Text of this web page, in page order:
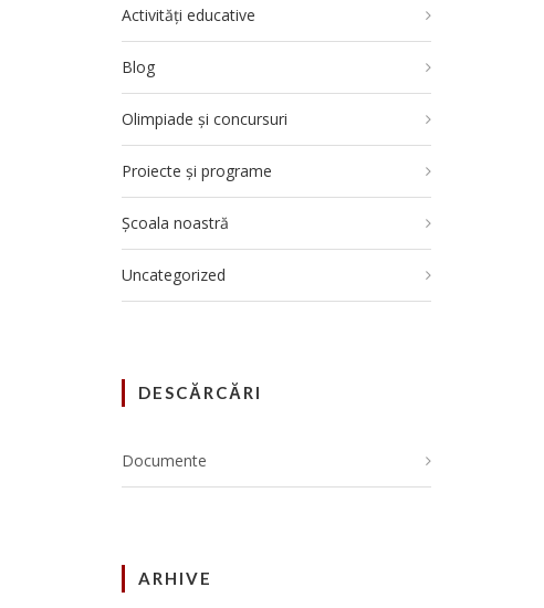
Activități educative
Blog
Olimpiade și concursuri
Proiecte și programe
Școala noastră
Uncategorized
DESCĂRCĂRI
Documente
ARHIVE